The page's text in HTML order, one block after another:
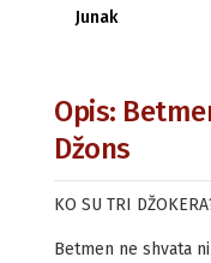
Junak
Opis:
Džons
KO SU TRI
Betmen ne shvata